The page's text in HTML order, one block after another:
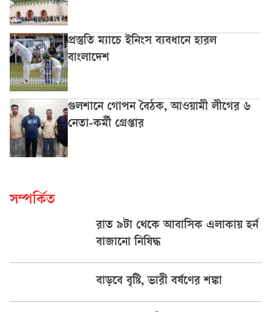
প্রস্তুতি ম্যাচে ইনিংস ব্যবধানে হারল
বাংলাদেশ
গুলশানে গোপন বৈঠক, আওয়ামী লীগের ৬
নেতা-কর্মী গ্রেপ্তার
সম্পর্কিত
রাত ৯টা থেকে আবাসিক এলাকায় হর্ন
বাজানো নিষিদ্ধ
বাড়বে বৃষ্টি, ভারী বর্ষণের শঙ্কা